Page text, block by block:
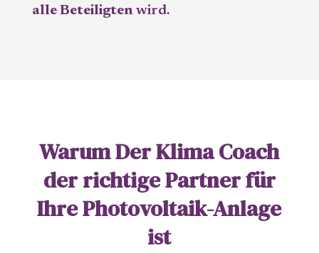
alle Beteiligtenwird.
Warum Der Klima Coach
der richtige Partner für
Ihre Photovoltaik-Anlage
ist